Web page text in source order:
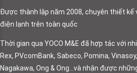
Được thành lập năm 2008, chuyên thiết kế
điện lạnh trên toàn quốc
Thời gian qua YOCO M&E đã hợp tác với
Rex, PVcomBank, Sabeco, Pomina,
Nagakawa, Ong & Ong…và nhận được